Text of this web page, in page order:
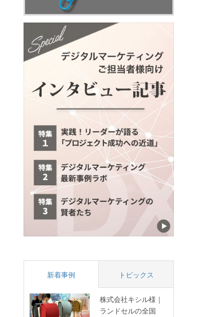
新着事例 トピックス
株式会社キシル様｜
ランドセルの全国